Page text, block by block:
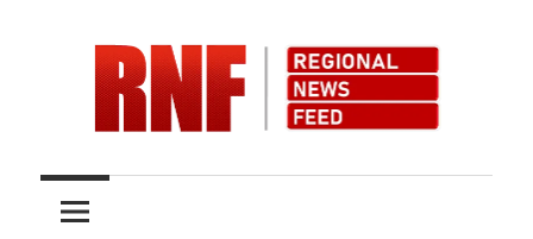
content
RNFnews.in
over
Quantity